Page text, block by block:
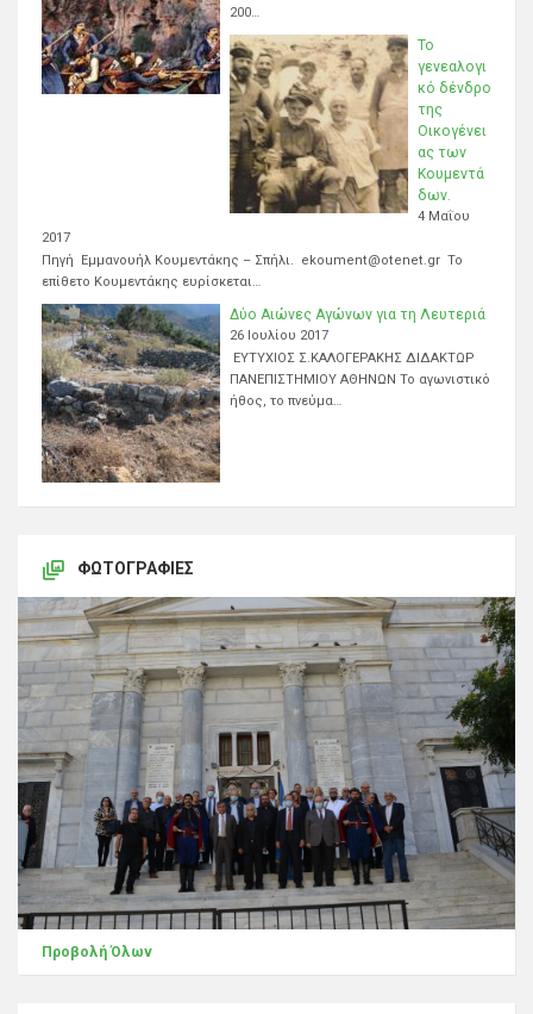
200…
Το
γενεαλογι
κό δένδρο
της
Οικογένει
ας των
Κουμεντά
δων.
4 Μαΐου
2017
Πηγή Εμμανουήλ Κουμεντάκης – Σπήλι. ekoument@otenet.gr Το
επίθετο Κουμεντάκης ευρίσκεται…
Δύο Αιώνες Αγώνων για τη Λευτεριά
26 Ιουλίου 2017
ΕΥΤΥΧΙΟΣ Σ.ΚΑΛΟΓΕΡΑΚΗΣ ΔΙΔΑΚΤΩΡ
ΠΑΝΕΠΙΣΤΗΜΙΟΥ ΑΘΗΝΩΝ Το αγωνιστικό
ήθος, το πνεύμα…
ΦΩΤΟΓΡΑΦΊΕΣ
Προβολή Όλων